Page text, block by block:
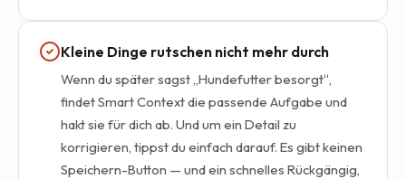
Kleine Dinge rutschen nicht mehr durch
Wenn du später sagst „Hundefutter besorgt“,
findet Smart Context die passende Aufgabe und
hakt sie für dich ab. Und um ein Detail zu
korrigieren, tippst du einfach darauf. Es gibt keinen
Speichern-Button — und ein schnelles Rückgängig,